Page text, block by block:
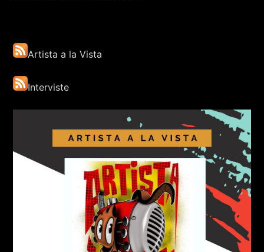
Artista a la Vista
Interviste